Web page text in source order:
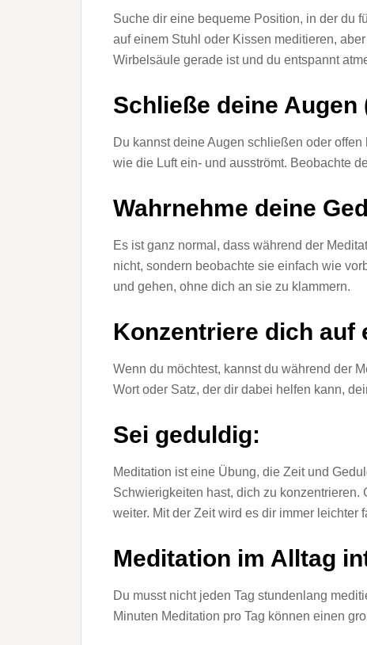
Suche dir eine bequeme Position, in der du
auf einem Stuhl oder Kissen meditieren,
Wirbelsäule gerade ist und du entspannt
Schließe deine Augen
Du kannst deine Augen schließen oder
wie die Luft ein- und ausströmt. Beobachte
Wahrnehme deine
Es ist ganz normal, dass während der
nicht, sondern beobachte sie einfach wie
und gehen, ohne dich an sie zu klammern.
Konzentriere dich auf
Wenn du möchtest, kannst du während der
Wort oder Satz, der dir dabei helfen kann,
Sei geduldig:
Meditation ist eine Übung, die Zeit und
Schwierigkeiten hast, dich zu
weiter. Mit der Zeit wird es dir immer leichter
Meditation im Alltag
Du musst nicht jeden Tag stundenlang
Minuten Meditation pro Tag können einen